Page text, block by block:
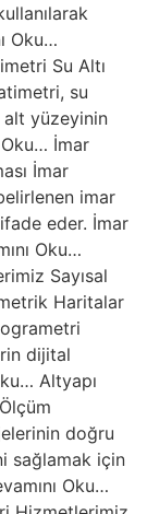
Oku…
Su Altı
su
yüzeyinin
Oku… İmar
İmar
imar
ifade eder. İmar
Oku…
Sayısal
Haritalar
dijital
Altyapı
doğru
sağlamak için
Oku…